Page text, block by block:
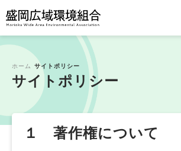
ホーム サイトポリシー
サイトポリシー
１ 著作権について